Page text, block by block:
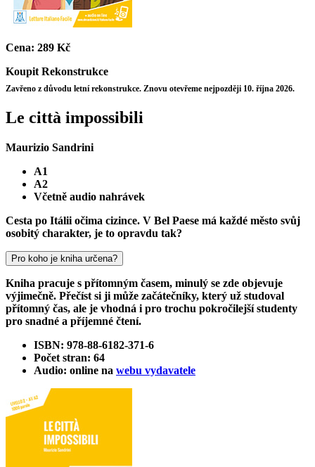
Cena: 289 Kč
Koupit Rekonstrukce
Zavřeno z důvodu letní rekonstrukce. Znovu otevřeme nejpozději 10. října 2026.
Le città impossibili
Maurizio Sandrini
A1
A2
Včetně audio nahrávek
Cesta po Itálii očima cizince. V Bel Paese má každé město svůj
osobitý charakter, je to opravdu tak?
Pro koho je kniha určena?
Kniha pracuje s přítomným časem, minulý se zde objevuje
výjimečně. Přečíst si ji může začátečníky, který už studoval
přítomný čas, ale je vhodná i pro trochu pokročilejší studenty
pro snadné a příjemné čtení.
ISBN: 978-88-6182-371-6
Počet stran: 64
Audio: online na webu vydavatele